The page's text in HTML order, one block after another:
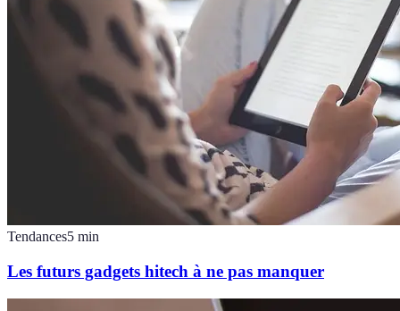
Tendances5 min
Les futurs gadgets hitech à ne pas manquer